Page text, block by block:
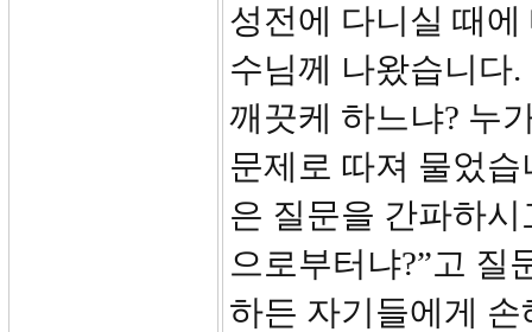
성전에 다니실 때
수님께 나왔습니다
깨끗케 하느냐? 누
문제로 따져 물었
은 질문을 간파하
으로부터냐?”고 질
하든 자기들에게